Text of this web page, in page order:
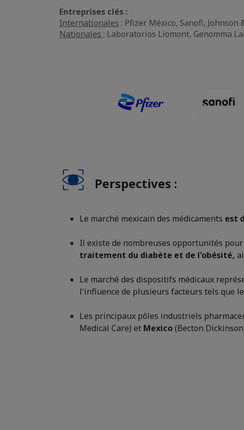
Entreprises clés :
Internationales : Pfizer México, Sanofi, Johnson
Nationales : Laboratorios Liomont, Genomma
Perspectives :
Le marché mexicain des médicaments est
Il existe de nombreuses opportunités
traitement du diabète et de l'obésité,
Le marché des dispositifs médicaux
l'influence de plusieurs facteurs tels que le
Les principaux pôles industriels
Medical Care) et Mexico(Becton